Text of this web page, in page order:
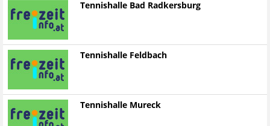
Tennishalle Bad Radkersburg
Tennishalle Feldbach
Tennishalle Mureck